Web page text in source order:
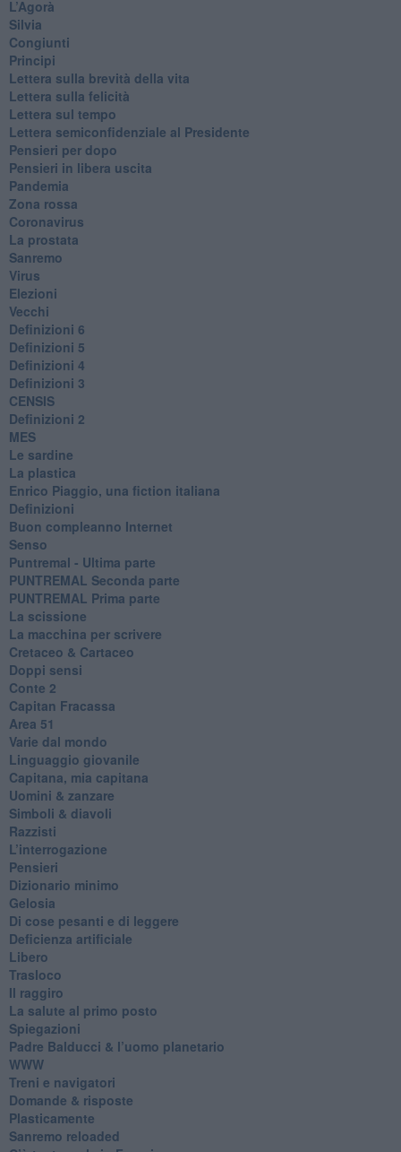
L’Agorà
Silvia
Congiunti
Principi
​Lettera sulla brevità della vita
​Lettera sulla felicità
​Lettera sul tempo
Lettera semiconfidenziale al Presidente
Pensieri per dopo
​Pensieri in libera uscita
Pandemia
Zona rossa
Coronavirus
La prostata
Sanremo
Virus
Elezioni
Vecchi
Definizioni 6
Definizioni 5
Definizioni 4
Definizioni 3
CENSIS
​Definizioni 2
MES
Le sardine
La plastica
​Enrico Piaggio, una fiction italiana
Definizioni
​Buon compleanno Internet
Senso
Puntremal - Ultima parte
PUNTREMAL Seconda parte
​PUNTREMAL Prima parte
La scissione
La macchina per scrivere
Cretaceo & Cartaceo
Doppi sensi
​Conte 2
​Capitan Fracassa
​Area 51
Varie dal mondo
​Linguaggio giovanile
​Capitana, mia capitana
Uomini & zanzare
​Simboli & diavoli
Razzisti
​L’interrogazione
Pensieri
​Dizionario minimo
Gelosia
Di cose pesanti e di leggere
​Deficienza artificiale
Libero
Trasloco
Il raggiro
​La salute al primo posto
Spiegazioni
Padre Balducci & l’uomo planetario
WWW
​Treni e navigatori
​Domande & risposte
​Plasticamente
Sanremo reloaded